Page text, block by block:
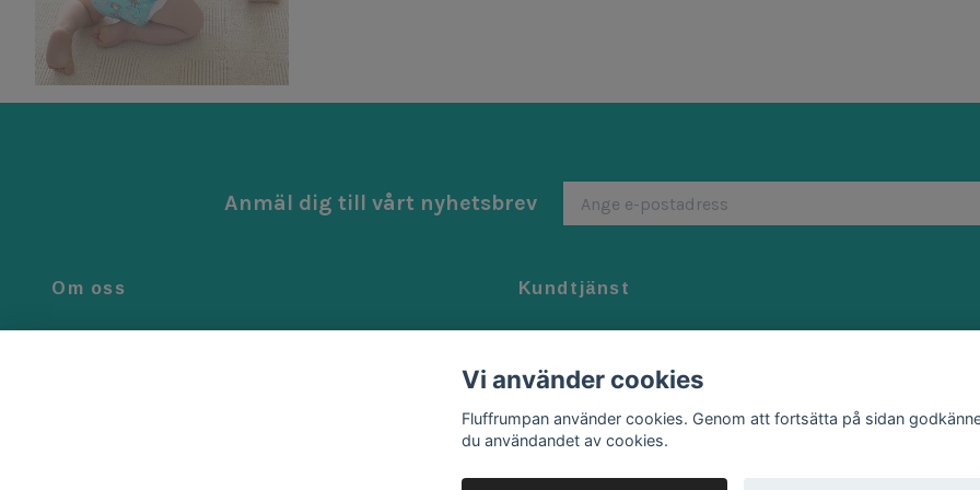
Anmäl dig till vårt nyhetsbrev
Om oss Kundtjänst
Köpvillkor
Vi använder cookies
Fluffrumpan använder cookies. Genom att fortsätta på sidan
du användandet av cookies.